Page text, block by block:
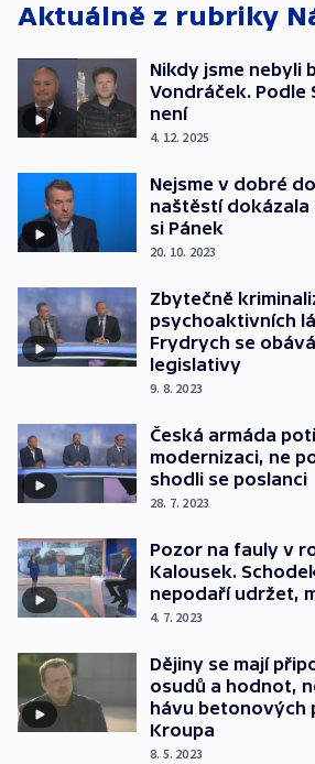
Aktuálně z rubriky
Nikdy jsme nebyli
Vondráček. Podle
není
4. 12. 2025
Nejsme v dobré
naštěstí dokázala
si Pánek
20. 10. 2023
Zbytečně
psychoaktivních
Frydrych se
legislativy
9. 8. 2023
Česká armáda
modernizaci, ne
shodli se poslanci
28. 7. 2023
Pozor na fauly v
Kalousek.
nepodaří udržet,
4. 7. 2023
Dějiny se mají
osudů a hodnot,
hávu betonových
Kroupa
8. 5. 2023